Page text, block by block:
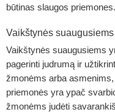
būtinas slaugos priemones.
Vaikštynės suaugusiems
Vaikštynės suaugusiems
pagerinti judrumą ir
žmonėms arba
priemonės yra ypač
žmonėms judėti